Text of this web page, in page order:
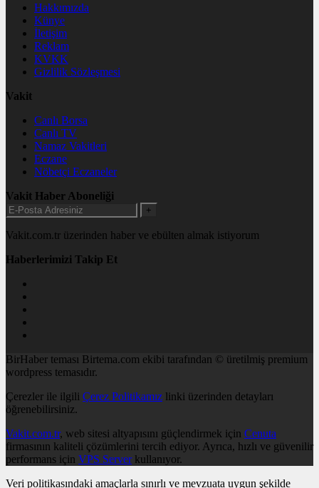
Hakkımızda
Künye
İletişim
Reklam
KVKK
Gizlilik Sözleşmesi
Vakit
Canlı Borsa
Canlı TV
Namaz Vakitleri
Eczane
Nöbetçi Eczaneler
Vakit Haber Aboneliği
+
Vakit.com.tr üzerinden haber ve ebülten almak istiyorum
Haberlerimizi Takip Et
BirHaber teması Birtema.com ekibi tarafından © üretilmiş premium
wordpress temasıdır.
Çerezler ile ilgili Çerez Politikamız linki üzerinden detayları
öğrenebilirsiniz.
Vakit.com.tr, web sitesi altyapısını güçlendirmek için Cenuta
firmasının kaliteli çözümlerini tercih ediyor. Ayrıca, hızlı ve güvenilir
performans için VPS Serverkullanıyor.
Veri politikasındaki amaçlarla sınırlı ve mevzuata uygun şekilde